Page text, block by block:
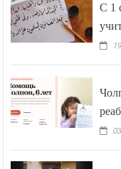
С 1